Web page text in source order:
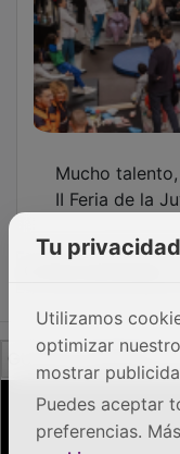
II Feria de la
OTRAS NOTICIAS
GUADA TV MEDIA
Tu
Utilizamos
optimizar
mostrar
Puedes aceptar
preferencias.